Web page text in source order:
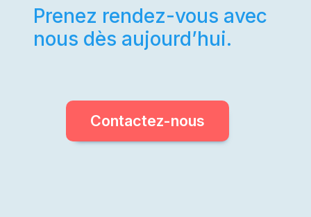
Prenez rendez-vous avec
nous dès aujourd’hui.
Contactez-nous